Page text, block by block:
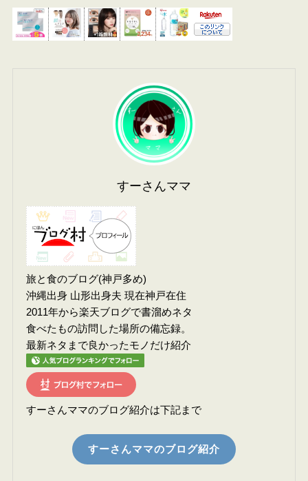
すーさんママ
旅と食のブログ(神戸多め)
沖縄出身 山形出身夫 現在神戸在住
2011年から楽天ブログで書溜めネタ
食べたもの訪問した場所の備忘録。
最新ネタまで良かったモノだけ紹介
すーさんママのブログ紹介は下記まで
すーさんママのブログ紹介